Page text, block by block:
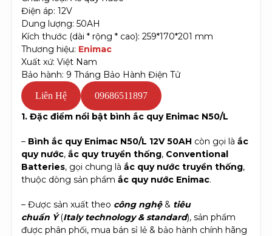
Điện áp: 12V
Dung lượng: 50AH
Kích thước (dài * rộng * cao): 259*170*201 mm
Thương hiệu: Enimac
Xuất xứ: Việt Nam
Bảo hành: 9 Tháng Bảo Hành Điện Tử
Liên Hệ 09686511897
1. Đặc điểm nổi bật bình ắc quy Enimac N50/L
– Bình ắc quy Enimac N50/L 12V 50AH còn gọi là ắc
quy nước, ắc quy truyền thống, Conventional
Batteries, gọi chung là ắc quy nước truyền thống,
thuộc dòng sản phẩm ắc quy nước Enimac.
– Được sản xuất theo công nghệ& tiêu
chuẩn Ý(Italytechnology & standard), sản phẩm
được phân phối, mua bán sỉ lẻ & bảo hành chính hãng